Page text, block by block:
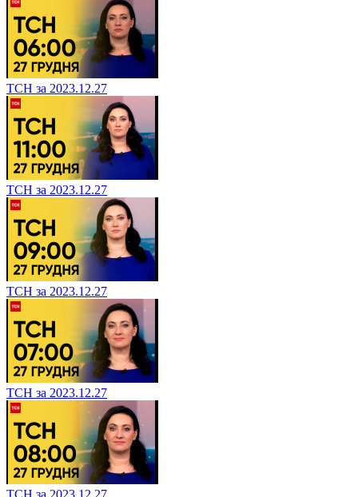
ТСН за 2023.12.27
ТСН за 2023.12.27
ТСН за 2023.12.27
ТСН за 2023.12.27
ТСН за 2023.12.27